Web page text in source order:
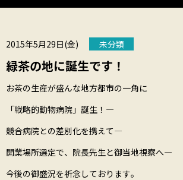
2015年5月29日(金) 未分類
緑茶の地に誕生です！
お茶の生産が盛んな地方都市の一角に――――――
「戦略的動物病院」誕生！―――――――
競合病院との差別化を携えて―――――――
開業場所選定で、院長先生と御当地視察へ―――――――
今後の御盛況を祈念しております。